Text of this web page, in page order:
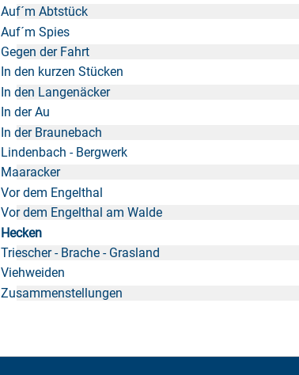
Auf´m Abtstück
Auf´m Spies
Gegen der Fahrt
In den kurzen Stücken
In den Langenäcker
In der Au
In der Braunebach
Lindenbach - Bergwerk
Maaracker
Vor dem Engelthal
Vor dem Engelthal am Walde
Hecken
Triescher - Brache - Grasland
Viehweiden
Zusammenstellungen